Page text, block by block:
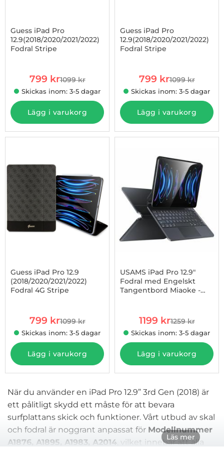
Guess iPad Pro
12.9(2018/2020/2021/2022)
Fodral Stripe
rea pris
799 krtidigare pris
1099 kr
Skickas inom: 3-5 dagar
Lägg i varukorg
Guess iPad Pro
12.9(2018/2020/2021/2022)
Fodral Stripe
rea pris
799 krtidigare pris
1099 kr
Skickas inom: 3-5 dagar
Lägg i varukorg
Guess iPad Pro 12.9
(2018/2020/2021/2022)
Fodral 4G Stripe
rea pris
799 krtidigare pris
1099 kr
Skickas inom: 3-5 dagar
Lägg i varukorg
USAMS iPad Pro 12.9"
Fodral med Engelskt
Tangentbord Miaoke -
rea pris
1199 krtidigare pris
1259 kr
Skickas inom: 3-5 dagar
Lägg i varukorg
Läs mer
När du använder en iPad Pro 12.9” 3rd Gen (2018) är
ett pålitligt skydd ett måste för att bevara
surfplattans skick och funktioner. Vårt utbud av skal
och fodral är noggrant anpassat för Modellnummer
A1876, A1895, A1983, A2014 , vilket innebär att alla